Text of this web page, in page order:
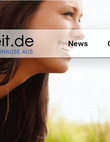
News